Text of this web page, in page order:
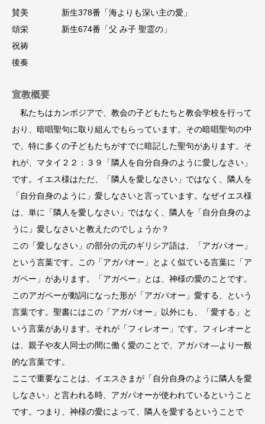
賛美 新生378番「海よりも深い主の愛」
頌栄 新生674番「父 み子 聖霊の」
祝祷
後奏
宣教概要
私たちはカンボジアで、教会の子どもたちと教会学校を行って
おり、暗唱聖句に取り組んでもらっています。その暗唱聖句の中
で、特に多くの子どもたちがすでに暗記した聖句があります。そ
れが、マタイ２２：３９「隣人を自分自身のように愛しなさい」
です。イエス様はただ、「隣人を愛しなさい」ではなく、隣人を
「自分自身のように」愛しなさいと言っています。なぜイエス様
は、単に「隣人を愛しなさい」ではなく、隣人を「自分自身のよ
うに」愛しなさいと教えたのでしょうか？
この「愛しなさい」の部分の元のギリシア語は、「アガパオー」
という言葉です。この「アガパオー」とよく似ている言葉に「ア
ガペー」があります。「アガペー」とは、神様の愛のことです。
このアガペーが動詞になった形が「アガパオー」愛する、という
言葉です。聖書にはこの「アガパオー」以外にも、「愛する」と
いう言葉があります。それが「フィレオー」です。フィレオーと
は、親子や友人同士の間に働く愛のことで、アガパオ―より一般
的な言葉です。
ここで重要なことは、イエスさまが「自分自身のように隣人を愛
しなさい」と言われる時、アガパオーが使われているということ
です。つまり、神様の愛によって、隣人を愛するということで